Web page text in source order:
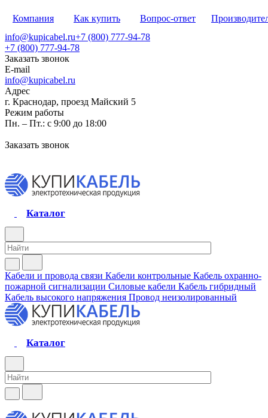
Компания Как купить Вопрос-ответ
info@kupicabel.ru+7 (800) 777-94-78
+7 (800) 777-94-78
Заказать звонок
E-mail
info@kupicabel.ru
Адрес
г. Краснодар, проезд Майский 5
Режим работы
Пн. – Пт.: с 9:00 до 18:00
Заказать звонок
Каталог
Кабели и провода связи Кабели контрольные Кабель охранно-
пожарной сигнализации Силовые кабели Кабель гибридный
Кабель высокого напряжения Провод неизолированный
Каталог